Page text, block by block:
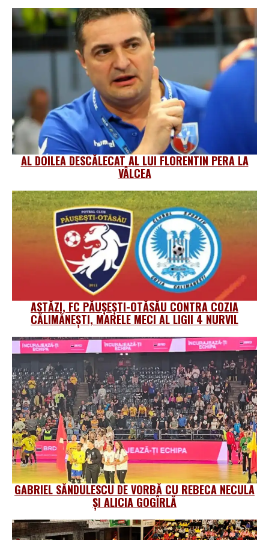
AL DOILEA DESCĂLECAT AL LUI FLORENTIN PERA LA
VÂLCEA
ASTĂZI, FC PĂUȘEȘTI-OTĂSĂU CONTRA COZIA
CĂLIMĂNEȘTI, MARELE MECI AL LIGII 4 NURVIL
GABRIEL SĂNDULESCU DE VORBĂ CU REBECA NECULA
ȘI ALICIA GOGÎRLĂ